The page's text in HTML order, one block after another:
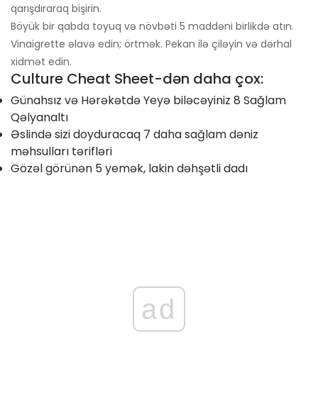
qarışdıraraq bişirin.
Böyük bir qabda toyuq və növbəti 5 maddəni birlikdə atın.
Vinaigrette əlavə edin; örtmək. Pekan ilə çiləyin və dərhal
xidmət edin.
Culture Cheat Sheet-dən daha çox:
Günahsız və Hərəkətdə Yeyə biləcəyiniz 8 Sağlam
Qəlyanaltı
Əslində sizi doyduracaq 7 daha sağlam dəniz
məhsulları tərifləri
Gözəl görünən 5 yemək, lakin dəhşətli dadı
ad